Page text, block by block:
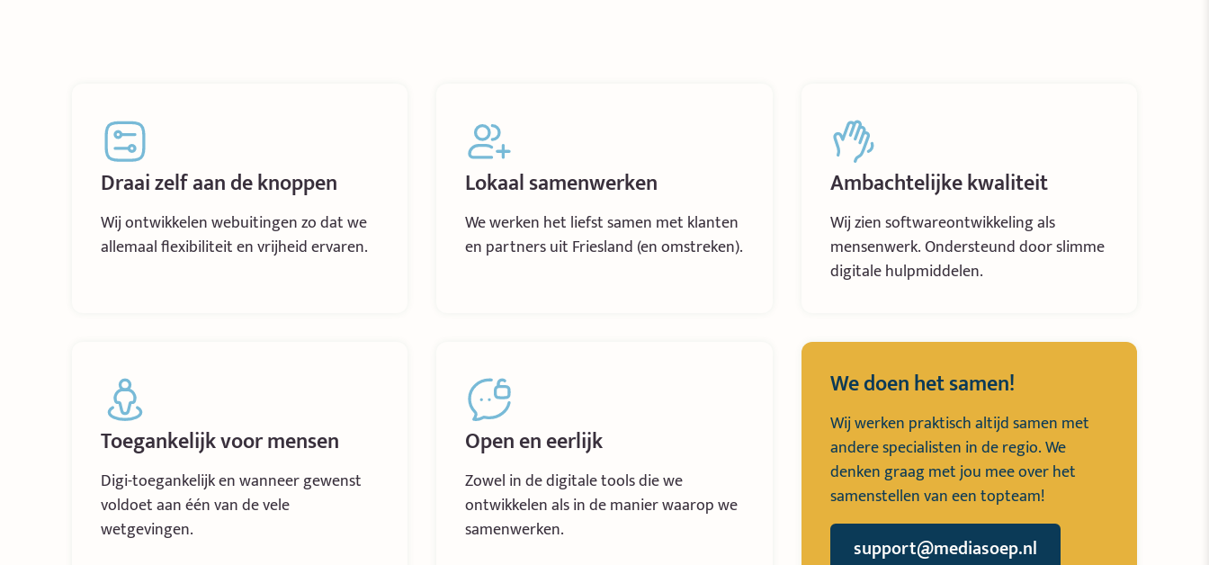
Draai zelf aan de knoppen
Wij ontwikkelen webuitingen zo dat we
allemaal flexibiliteit en vrijheid ervaren.
Lokaal samenwerken
We werken het liefst samen met klanten
en partners uit Friesland (en omstreken).
Ambachtelijke kwaliteit
Wij zien softwareontwikkeling als
mensenwerk. Ondersteund door slimme
digitale hulpmiddelen.
Toegankelijk voor mensen
Digi-toegankelijk en wanneer gewenst
voldoet aan één van de vele
wetgevingen.
Open en eerlijk
Zowel in de digitale tools die we
ontwikkelen als in de manier waarop we
samenwerken.
We doen het samen!
Wij werken praktisch altijd samen met
andere specialisten in de regio. We
denken graag met jou mee over het
samenstellen van een topteam!
support@mediasoep.nl